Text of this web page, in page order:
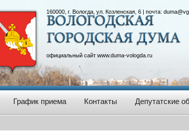
160000, г. Вологда, ул. Козленская, 6 | почта:
официальный сайт www.duma-vologda.ru
График приема Контакты Депутатские